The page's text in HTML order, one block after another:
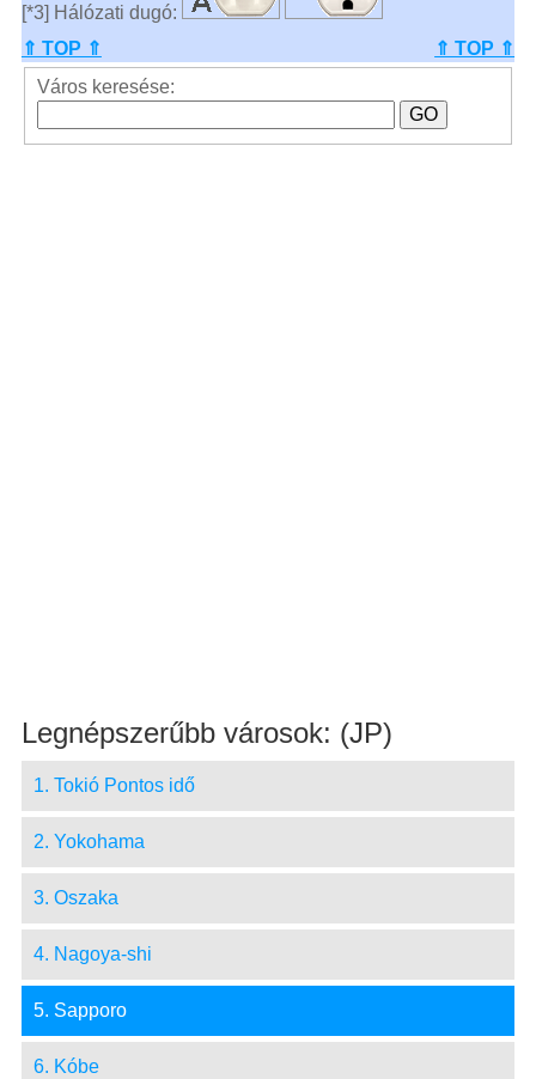
[*3] Hálózati dugó:
⇑ TOP ⇑
⇑ TOP ⇑
Város keresése:
Legnépszerűbb városok: (JP)
1. Tokió Pontos idő
2. Yokohama
3. Oszaka
4. Nagoya-shi
5. Sapporo
6. Kóbe